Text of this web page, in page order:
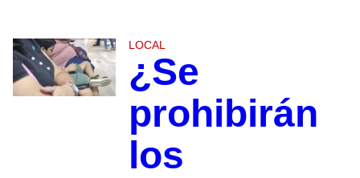
LOCAL
¿Se
prohibirán
los